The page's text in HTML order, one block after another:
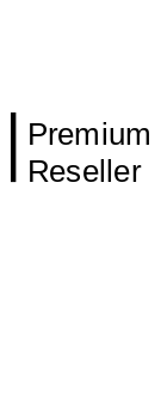
Premium
Reseller